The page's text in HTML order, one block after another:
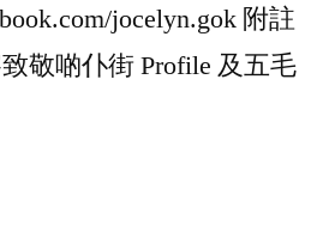
jocelyn.gok 附註
敬啲仆街 Profile 及五毛